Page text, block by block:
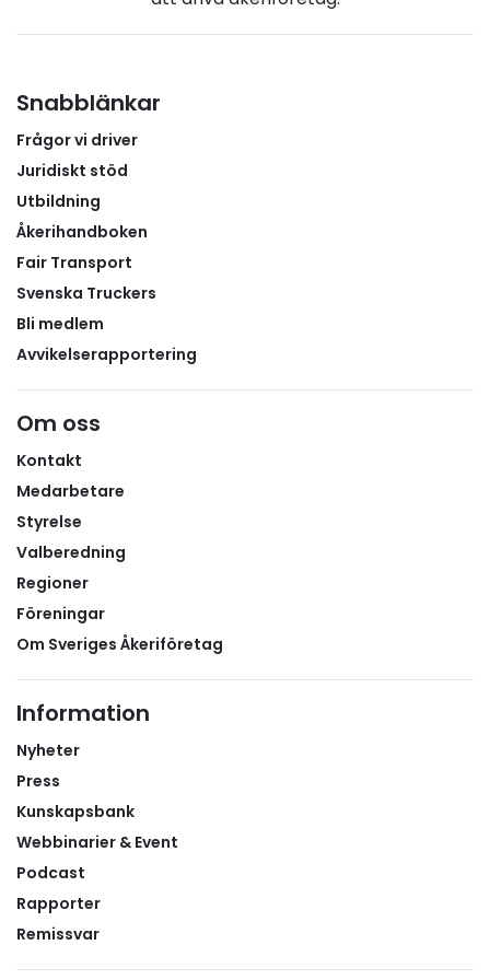
Snabblänkar
Frågor vi driver
Juridiskt stöd
Utbildning
Åkerihandboken
Fair Transport
Svenska Truckers
Bli medlem
Avvikelserapportering
Om oss
Kontakt
Medarbetare
Styrelse
Valberedning
Regioner
Föreningar
Om Sveriges Åkeriföretag
Information
Nyheter
Press
Kunskapsbank
Webbinarier & Event
Podcast
Rapporter
Remissvar